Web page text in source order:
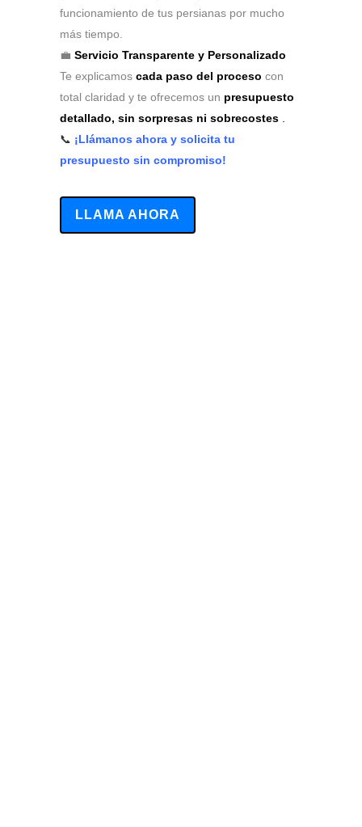
funcionamiento de tus persianas por mucho
más tiempo.
💼 Servicio Transparente y Personalizado
Te explicamos cada paso del proceso con
total claridad y te ofrecemos un presupuesto
detallado, sin sorpresas ni sobrecostes .
📞 ¡Llámanos ahora y solicita tu
presupuesto sin compromiso!
LLAMA AHORA